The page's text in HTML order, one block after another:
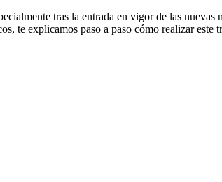
tras la entrada en vigor de las nuevas
te explicamos paso a paso cómo realizar este